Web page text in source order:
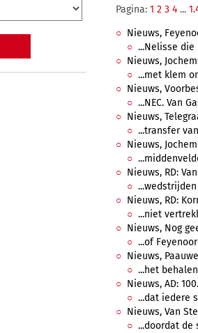
Pagina: 1 2 3 4 ...
Nieuws,
...Nelisse
Nieuws,
...met klem
Nieuws,
...NEC. Van
Nieuws,
...transfer
Nieuws,
Nieuws, RD:
Nieuws, RD:
...niet
Nieuws, Nog
...of
Nieuws,
...het
Nieuws, AD:
...dat iedere
Nieuws, Van
...doordat de